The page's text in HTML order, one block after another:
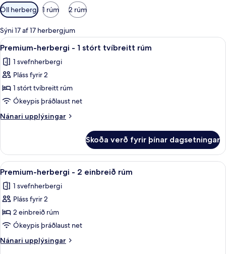
Síur
í
boði
fyrir
herbergi
Öll herbergi 1 rúm 2 rúm
Sýni 17 af 17 herbergjum
Skoða
allar
myndir
fyrir
Premium-
herbergi
-
1
tvíbreitt
rúm
Rúmföt úr egypskri bómull, rúmföt
6
Premium-herbergi - 1 stórt tvíbreitt rúm
1 svefnherbergi
Pláss fyrir 2
1 stórt tvíbreitt rúm
Ókeypis þráðlaust net
Nánari upplýsingar
Nánari
herbergi
1
tvíbreitt
rúm
Skoða verð fyrir þínar dagsetningar
Skoða
allar
myndir
fyrir
Premium-
herbergi
-
2
Premium-herbergi - 2 einbreið rúm
4
Premium-herbergi - 2 einbreið rúm
1 svefnherbergi
Pláss fyrir 2
2 einbreið rúm
Ókeypis þráðlaust net
Nánari upplýsingar
Nánari